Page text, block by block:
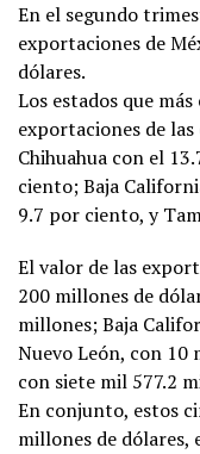
En el segundo
exportaciones de
dólares.
Los estados que
exportaciones de
Chihuahua con el
ciento; Baja
9.7 por ciento, y
El valor de las
200 millones de
millones; Baja
Nuevo León, con 10
con siete mil 577.2
En conjunto, estos
millones de